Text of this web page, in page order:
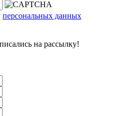
персональных данных
на рассылку!